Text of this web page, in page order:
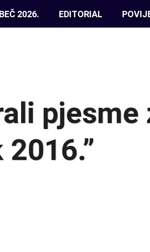
BEČ 2026. EDITORIAL
pjesme